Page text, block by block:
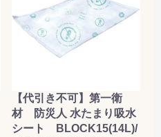
【代引き不可】第一衛
材 防災人 水たまり吸水
シート BLOCK15(14L)/